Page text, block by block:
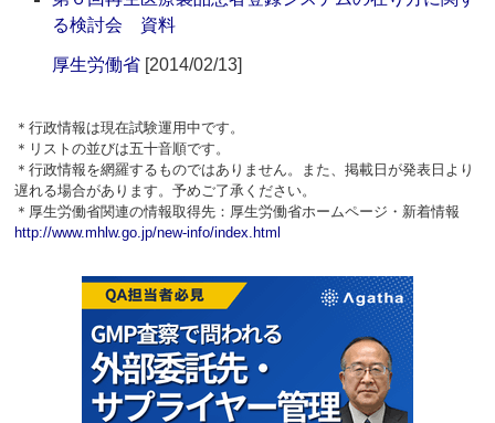
る検討会 資料
厚生労働省 [2014/02/13]
＊行政情報は現在試験運用中です。
＊リストの並びは五十音順です。
＊行政情報を網羅するものではありません。また、掲載日が発表日より
遅れる場合があります。予めご了承ください。
＊厚生労働省関連の情報取得先：厚生労働省ホームページ・新着情報
http://www.mhlw.go.jp/new-info/index.html